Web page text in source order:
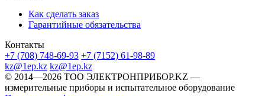
Как сделать заказ
Гарантийные обязательства
Контакты
+7 (708) 748-69-93 +7 (7152) 61-98-89
kz@1ep.kz kz@1ep.kz
©️ 2014—2026 ТОО ЭЛЕКТРОНПРИБОР.KZ —
измерительные приборы и испытательное оборудование